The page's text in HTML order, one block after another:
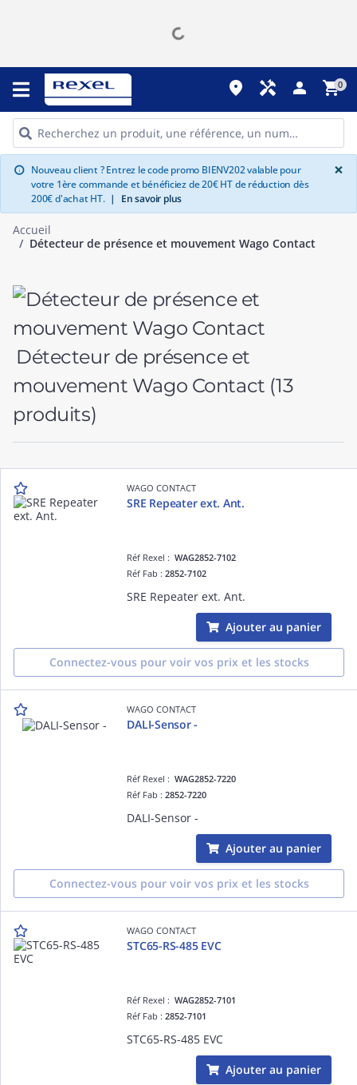
place handyman person shopping_cart0
info Nouveau client ? Entrez le code promo BIENV202 valable pour
votre 1ère commande et bénéficiez de 20€ HT de réduction dès
200€ d'achat HT. | En savoir plus
×
Accueil
Détecteur de présence et mouvement Wago Contact
Détecteur de présence et
mouvement Wago Contact (13
produits)
WAGO CONTACT
SRE Repeater ext. Ant.
Réf Rexel :WAG2852-7102
Réf Fab :2852-7102
SRE Repeater ext. Ant.
Ajouter au panier
Connectez-vous pour voir vos prix et les stocks
WAGO CONTACT
DALI-Sensor -
Réf Rexel :WAG2852-7220
Réf Fab :2852-7220
DALI-Sensor -
Ajouter au panier
Connectez-vous pour voir vos prix et les stocks
WAGO CONTACT
STC65-RS-485 EVC
Réf Rexel :WAG2852-7101
Réf Fab :2852-7101
STC65-RS-485 EVC
Ajouter au panier